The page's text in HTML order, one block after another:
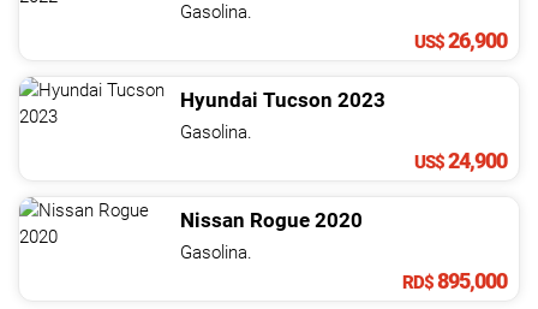
Gasolina.
US$26,900
Hyundai Tucson 2023
Gasolina.
US$24,900
Nissan Rogue 2020
Gasolina.
RD$895,000